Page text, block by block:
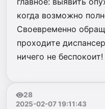
когда возможно
Своевременно
проходите
ничего не беспокоит!
28
2025-02-07 19:11:43